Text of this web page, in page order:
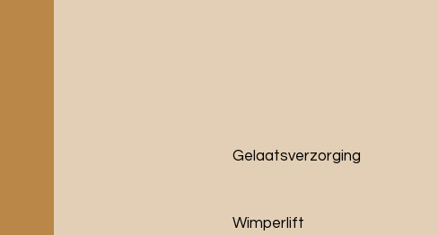
Gelaatsverzorging
Wimperlift